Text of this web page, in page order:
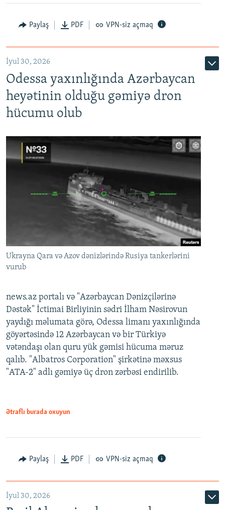
Paylaş PDF VPN-siz açmaq
İyul 30, 2026
Odessa yaxınlığında Azərbaycan
heyətinin olduğu gəmiyə dron
hücumu olub
Ukrayna Qara və Azov dənizlərində Rusiya tankerlərini
vurub
news.az portalı və "Azərbaycan Dənizçilərinə
Dəstək" İctimai Birliyinin sədri İlham Nəsirovun
yaydığı məlumata görə, Odessa limanı yaxınlığında
göyərtəsində 12 Azərbaycan və bir Türkiyə
vətəndaşı olan quru yük gəmisi hücuma məruz
qalıb. "Albatros Corporation" şirkətinə məxsus
"ATA-2" adlı gəmiyə üç dron zərbəsi endirilib.
Ətraflı burada oxuyun
Paylaş PDF VPN-siz açmaq
İyul 30, 2026